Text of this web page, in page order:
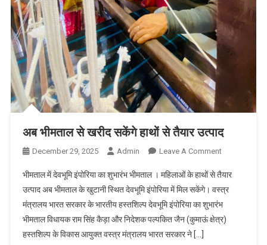
अब भीमताल से खरीद सकेंगे हाथों से तैयार उत्पाद
December 29, 2025 Admin Leave A CommentOn
भीमताल
से
खरीद
सकेंगे
भीमताल में देवभूमि इंपोरिया का शुभारंभ भीमताल ‌। महिलाओं के हाथों से तैयार
उत्पाद अब भीमताल के खुटानी स्थित देवभूमि इंपोरिया में मिल सकेंगे। वस्त्र
मंत्रालय भारत सरकार के भारतीय हस्तशिल्प देवभूमि इंपोरिया का शुभारंभ
भीमताल विधायक राम सिंह कैड़ा और निदेशक पल्पकित जैन (कुमाऊं क्षेत्र)
हस्तशिल्प के विकास आयुक्त वस्त्र मंत्रालय भारत सरकार ने […]